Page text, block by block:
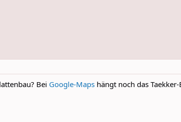
Bei Google-Maps hängt noch das